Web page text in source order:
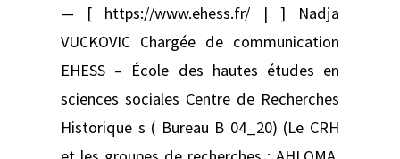
— [ https://www.ehess.fr/ | ] Nadja
VUCKOVIC Chargée de communication
EHESS – École des hautes études en
sciences sociales Centre de Recherches
Historique s ( Bureau B 04_20) (Le CRH